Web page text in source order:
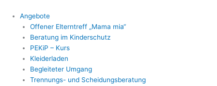
Inhalt
springen
Angebote
Offener Elterntreff „Mama mia“
Beratung im Kinderschutz
PEKiP – Kurs
Kleiderladen
Begleiteter Umgang
Trennungs- und Scheidungsberatung